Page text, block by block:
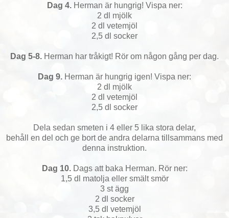
Dag 4.Herman är hungrig! Vispa ner:
2 dl mjölk
2 dl vetemjöl
2,5 dl socker
Dag 5-8. Herman har tråkigt! Rör om någon gång per dag.
Dag 9. Herman är hungrig igen! Vispa ner:
2 dl mjölk
2 dl vetemjöl
2,5 dl socker
Dela sedan smeten i 4 eller 5 lika stora delar,
behåll en del och ge bort de andra delarna tillsammans med
denna instruktion.
Dag 10.Dags att baka Herman. Rör ner:
1,5 dl matolja eller smält smör
3 st ägg
2 dl socker
3,5 dl vetemjöl